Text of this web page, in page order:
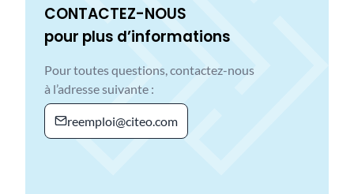
CONTACTEZ-NOUS
pour plus d’informations
Pour toutes questions, contactez-nous
à l’adresse suivante :
reemploi@citeo.com